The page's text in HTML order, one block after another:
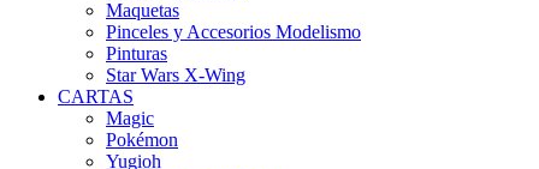
Maquetas
Pinceles y Accesorios Modelismo
Pinturas
Star Wars X-Wing
CARTAS
Magic
Pokémon
Yugioh